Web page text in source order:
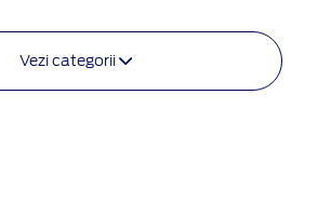
Vezi categorii